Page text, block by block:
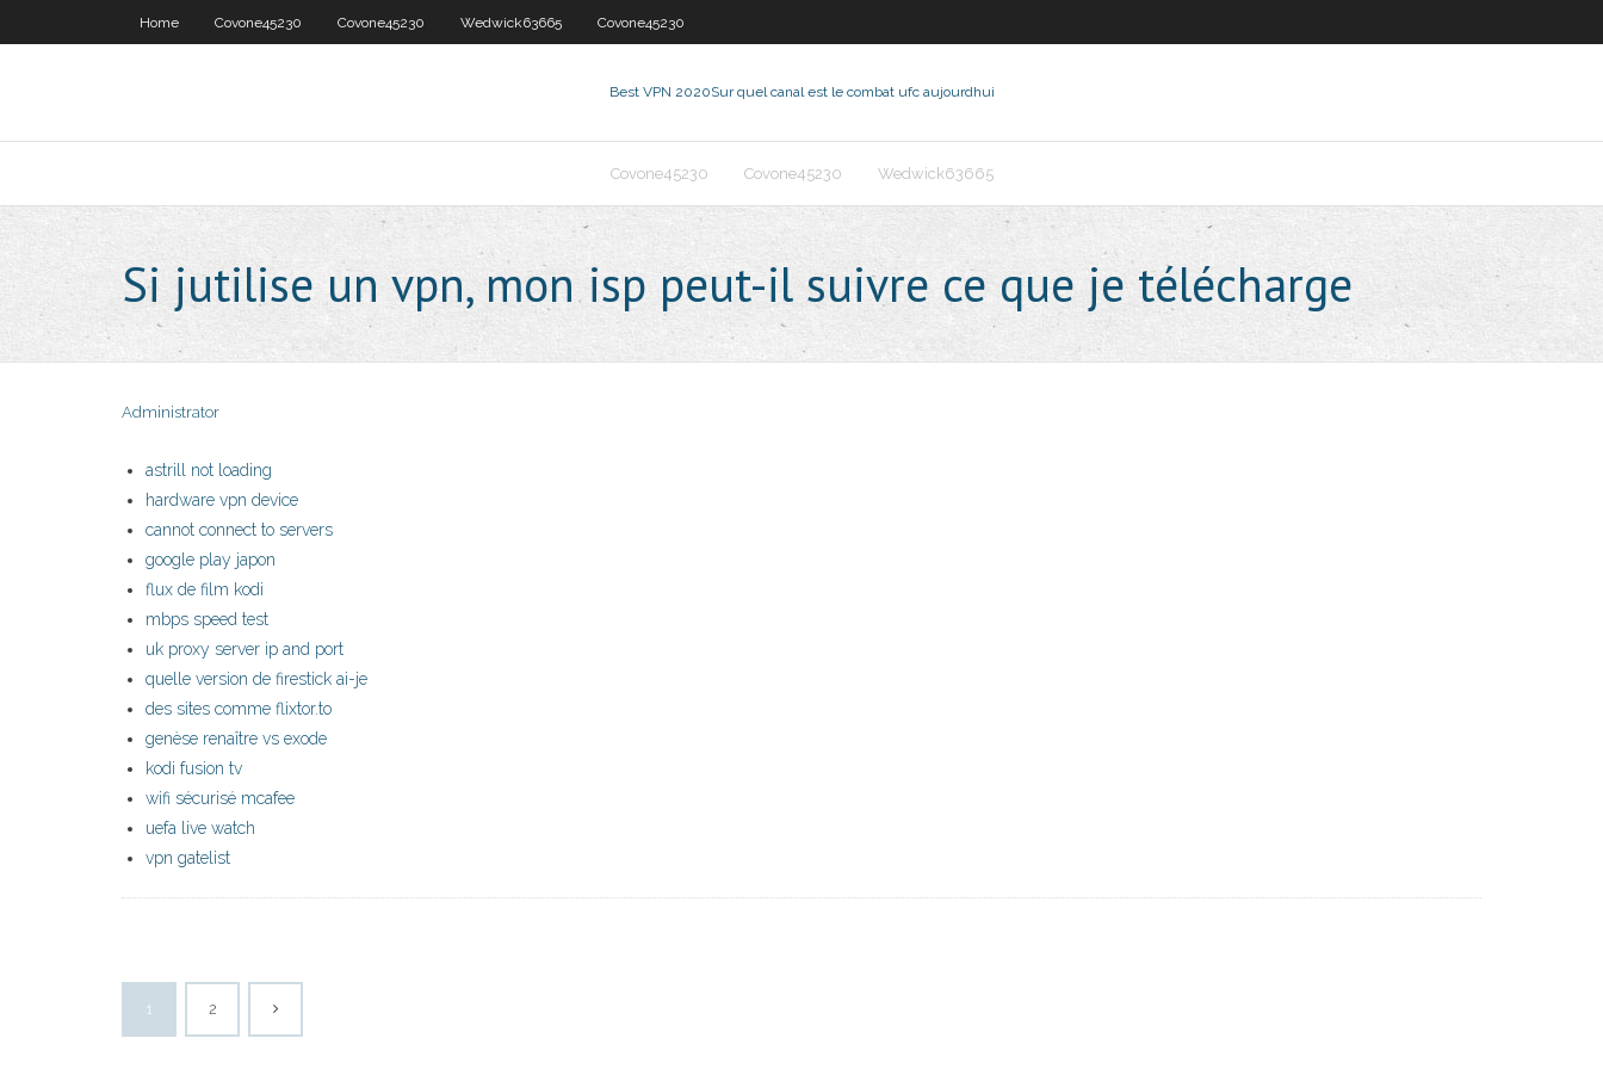
Home Covone45230 Covone45230 Wedwick63665 Covone45230
Best VPN 2020Sur quel canal est le combat ufc aujourdhui
Covone45230 Covone45230 Wedwick63665
Si jutilise un vpn, mon isp peut-il suivre ce que je télécharge
Administrator
astrill not loading
hardware vpn device
cannot connect to servers
google play japon
flux de film kodi
mbps speed test
uk proxy server ip and port
quelle version de firestick ai-je
des sites comme flixtor.to
genèse renaître vs exode
kodi fusion tv
wifi sécurisé mcafee
uefa live watch
vpn gatelist
1 2